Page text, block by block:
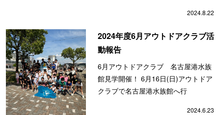
2024.8.22
2024年度6月アウトドアクラブ活
動報告
6月アウトドアクラブ 名古屋港水族
館見学開催！ 6月16日(日)アウトドア
クラブで名古屋港水族館へ行
2024.6.23